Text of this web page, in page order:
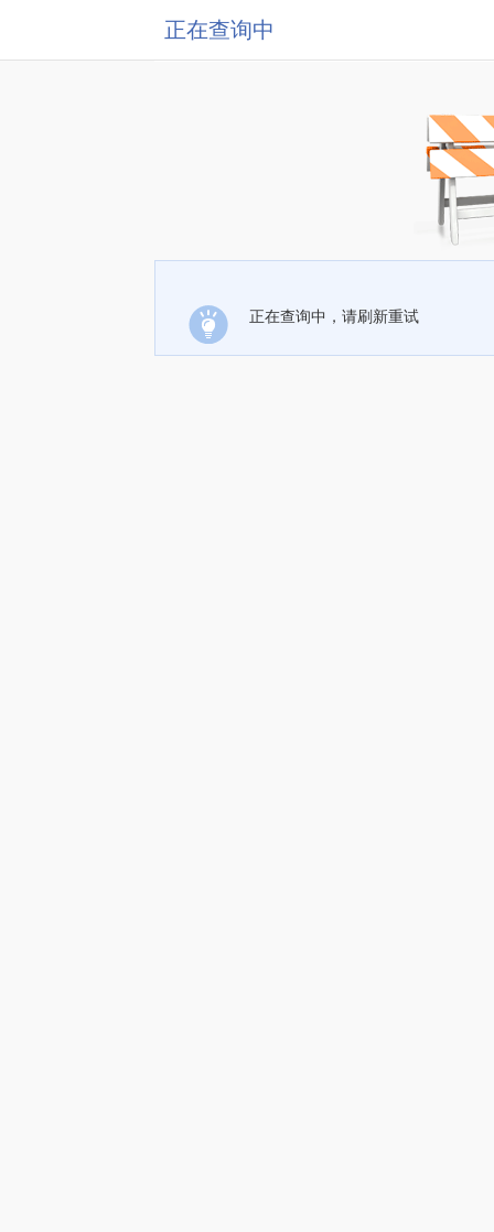
正在查询中
正在查询中，请刷新重试